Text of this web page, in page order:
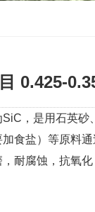
0.425-
，是用石英砂
食盐）等原料
耐腐蚀，抗氧